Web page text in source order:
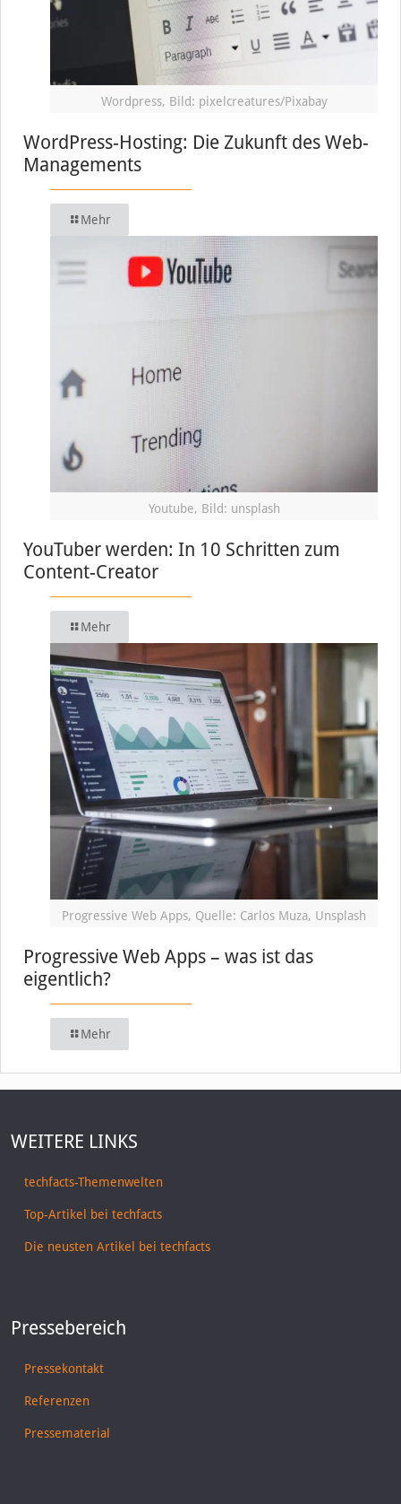
Wordpress, Bild: pixelcreatures/Pixabay
WordPress-Hosting: Die Zukunft des Web-
Managements
Mehr
Youtube, Bild: unsplash
YouTuber werden: In 10 Schritten zum
Content-Creator
Mehr
Progressive Web Apps, Quelle: Carlos Muza, Unsplash
Progressive Web Apps – was ist das
eigentlich?
Mehr
WEITERE LINKS
techfacts-Themenwelten
Top-Artikel bei techfacts
Die neusten Artikel bei techfacts
Pressebereich
Pressekontakt
Referenzen
Pressematerial